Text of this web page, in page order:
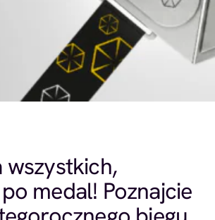
wszystkich,
medal! Poznajcie